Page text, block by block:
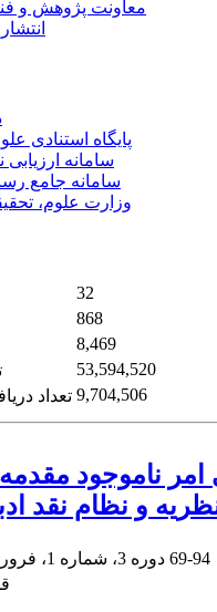
معاونت پژوهش و
پایگاه استنادی
سامانه
سامانه جامع
وزارت علوم،
32
868
8,469
53,594,520
تعداد 9,704,506
ناموجود
و نظام نقد
69-94